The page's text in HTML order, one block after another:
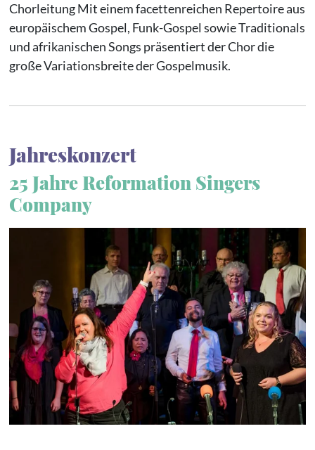
Chorleitung Mit einem facettenreichen Repertoire aus
europäischem Gospel, Funk-Gospel sowie Traditionals
und afrikanischen Songs präsentiert der Chor die
große Variationsbreite der Gospelmusik.
Jahreskonzert
25 Jahre Reformation Singers
Company